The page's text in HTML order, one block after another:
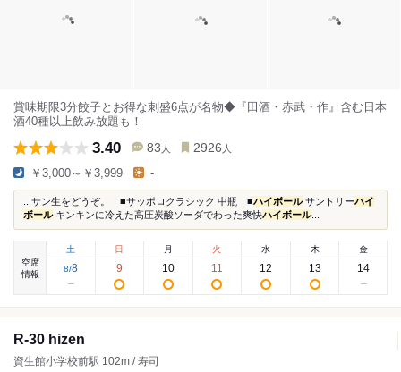
賞味期限3分餃子とお得な刺盛6点が名物◆『田酒・赤武・作』含む日本
酒40種以上飲み放題も！
3.40 83 人 2926 人
￥3,000～￥3,999 -
...サン生をどうぞ。 ■サッポロクラシック 中瓶 ■ハイボールサントリーハイ
ボールキンキンに冷えた高圧炭酸ソーダでわった爽快ハイボール...
空席
情報
土
8/8
日
9
月
10
火
11
水
12
木
13
金
14
R-30 hizen
資生館小学校前駅 102m / 寿司